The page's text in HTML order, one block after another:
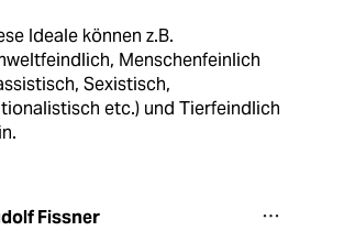
Ideale können z.B.
Menschenfeinlich
Sexistisch,
etc.) und Tierfeindlich
Fissner